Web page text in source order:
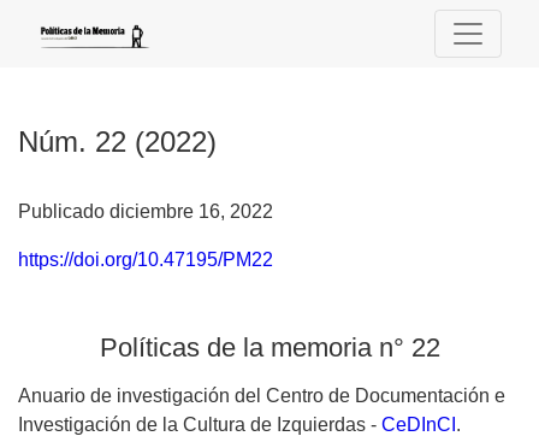
Núm. 22 (2022)
Publicado diciembre 16, 2022
https://doi.org/10.47195/PM22
Políticas de la memoria n° 22
Anuario de investigación del Centro de Documentación e
Investigación de la Cultura de Izquierdas - CeDInCI .